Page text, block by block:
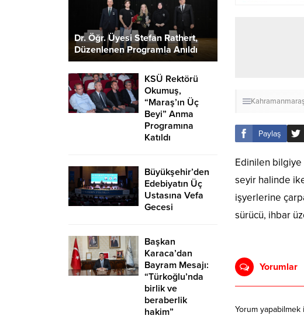
Paylaş
Edinilen bilgiye
seyir halinde
işyerlerine
sürücü, ihbar
Yorumlar
Yorum yapabilmek
Dr. Öğr. Üyesi Stefan Rathert,
Düzenlenen Programla Anıldı
KSÜ Rektörü
Okumuş,
“Maraş’ın Üç
Beyi” Anma
Programına
Katıldı
Büyükşehir’den
Edebiyatın Üç
Ustasına Vefa
Gecesi
Başkan
Karaca’dan
Bayram Mesajı:
“Türkoğlu’nda
birlik ve
beraberlik
hakim”